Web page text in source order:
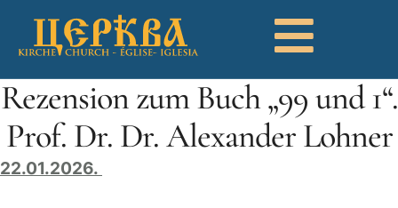
Rezension zum Buch „99 und 1“.
Prof. Dr. Dr. Alexander Lohner
22.01.2026.